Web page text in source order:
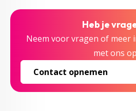
Heb je
Neem voor vragen of meer
met ons op
Contact opnemen